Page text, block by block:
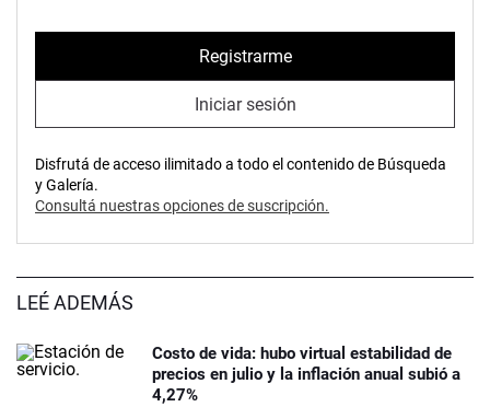
Registrarme
Iniciar sesión
Disfrutá de acceso ilimitado a todo el contenido de Búsqueda
y Galería.
Consultá nuestras opciones de suscripción.
LEÉ ADEMÁS
Costo de vida: hubo virtual estabilidad de
precios en julio y la inflación anual subió a
4,27%